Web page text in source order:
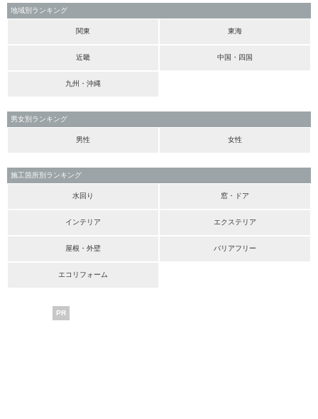
地域別ランキング
関東 東海
近畿 中国・四国
九州・沖縄
男女別ランキング
男性 女性
施工箇所別ランキング
水回り 窓・ドア
インテリア エクステリア
屋根・外壁 バリアフリー
エコリフォーム
PR